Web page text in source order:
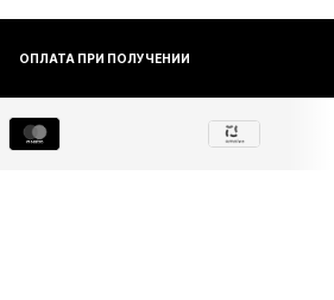
ОПЛАТА ПРИ ПОЛУЧЕНИИ